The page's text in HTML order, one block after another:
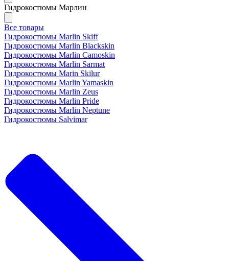
Гидрокостюмы Марлин
Все товары
Гидрокостюмы Marlin Skiff
Гидрокостюмы Marlin Blackskin
Гидрокостюмы Marlin Camoskin
Гидрокостюмы Marlin Sarmat
Гидрокостюмы Marin Skilur
Гидрокостюмы Marlin Yamaskin
Гидрокостюмы Marlin Zeus
Гидрокостюмы Marlin Pride
Гидрокостюмы Marlin Neptune
Гидрокостюмы Salvimar